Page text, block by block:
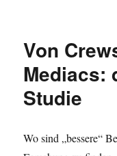
Von
Mediacs:
Studie
Wo sind „bessere“